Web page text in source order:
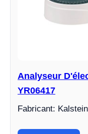
Analyseur
YR06417
Fabricant: Kalstein